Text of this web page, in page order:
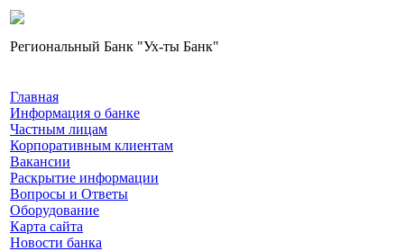
Региональный Банк "Ух-ты Банк"
Главная
Информация о банке
Частным лицам
Корпоративным клиентам
Вакансии
Раскрытие информации
Вопросы и Ответы
Оборудование
Карта сайта
Новости банка